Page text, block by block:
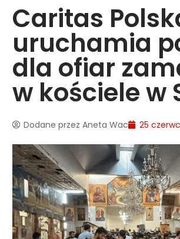
Caritas
uruchamia
dla ofiar
w kościele w
Dodane przez Aneta Wac 25